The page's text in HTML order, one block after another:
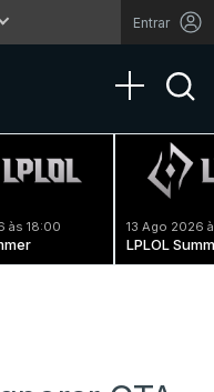
Entrar
Toggle
às 18:00 13 Ago 2026
LPLOL